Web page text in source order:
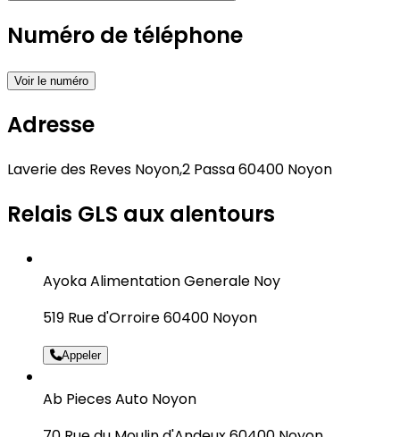
Numéro de téléphone
Voir le numéro
Adresse
Laverie des Reves Noyon,2 Passa 60400 Noyon
Relais GLS aux alentours
Ayoka Alimentation Generale Noy
519 Rue d'Orroire 60400 Noyon
Appeler
Ab Pieces Auto Noyon